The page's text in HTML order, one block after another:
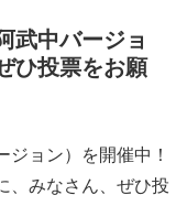
武中バージョ
ひ投票をお願
ジョン）を開催中！
、みなさん、ぜひ投